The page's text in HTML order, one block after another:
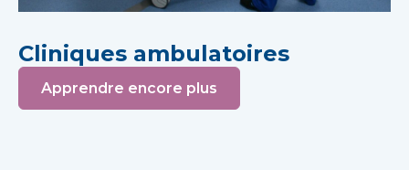
Cliniques ambulatoires
Apprendre encore plus